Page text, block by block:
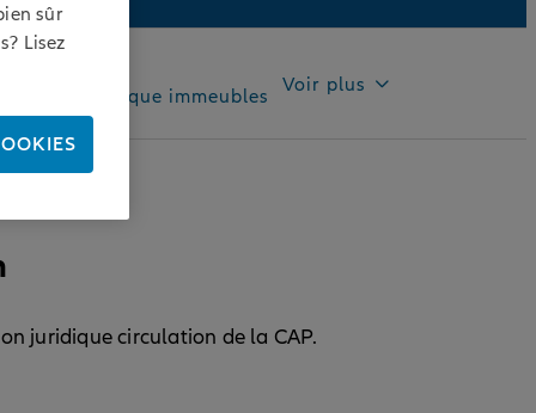
juridique immeubles Voir plus
juridique circulation de la CAP.
sûr
Lisez